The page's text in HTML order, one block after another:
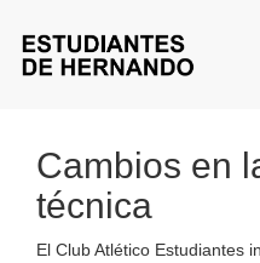
Cambios en
técnica
El Club Atlético Estudiantes